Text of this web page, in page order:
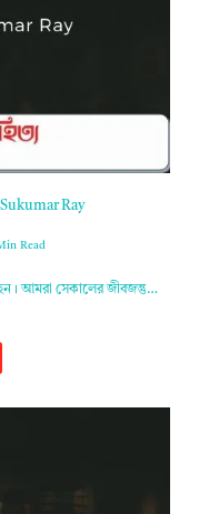
Sukumar Ray
Read
আমরা সেকালের জীবজন্তু…